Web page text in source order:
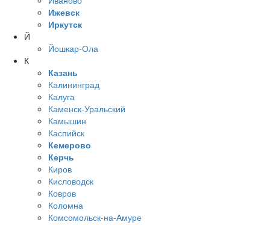
Ижевск
Иркутск
Й
Йошкар-Ола
К
Казань
Калининград
Калуга
Каменск-Уральский
Камышин
Каспийск
Кемерово
Керчь
Киров
Кисловодск
Ковров
Коломна
Комсомольск-на-Амуре